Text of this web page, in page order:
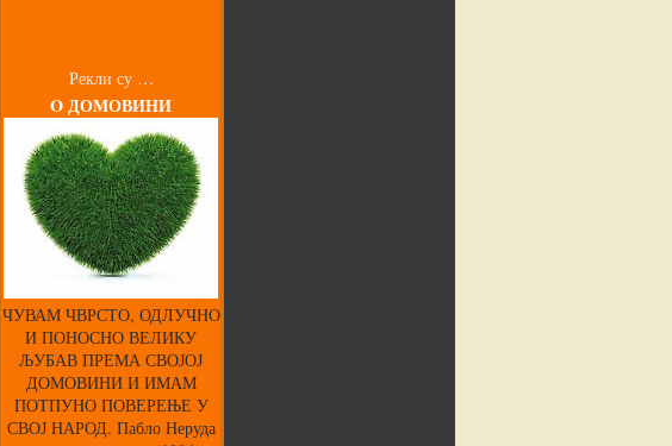
Рекли су …
O ДОМОВИНИ
ЧУВАМ ЧВРСТО, ОДЛУЧНО
И ПОНОСНО ВЕЛИКУ
ЉУБАВ ПРЕМА СВОЈОЈ
ДОМОВИНИ И ИМАМ
ПОТПУНО ПОВЕРЕЊЕ У
СВОЈ НАРОД. Пабло Неруда